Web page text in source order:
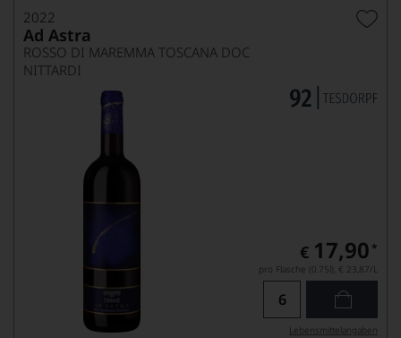
2022
Ad Astra
ROSSO DI MAREMMA TOSCANA DOC
NITTARDI
€ 17,90 *
pro Flasche (0.75l), € 23,87/L
Lebensmittel­angaben